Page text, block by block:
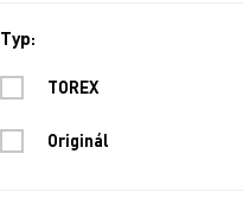
Typ:
TOREX
Originál